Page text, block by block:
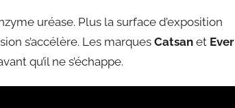
uréase. Plus la surface d’exposition
s’accélère. Les marques Catsan et Ever
qu’il ne s’échappe.